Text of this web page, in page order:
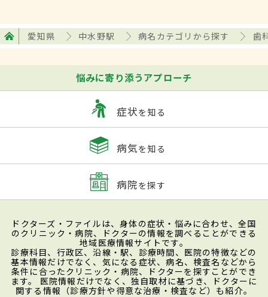
愛知県 中水野駅 病名カテゴリから探す 歯
悩みに寄り添うアプローチ
症状を知る
病気を知る
病院を探す
ドクターズ・ファイルは、身体の症状・悩みに合わせ、全国
のクリニック・病院、ドクターの情報を調べることができる
地域医療情報サイトです。
診療科目、行政区、沿線・駅、診療時間、医院の特徴などの
基本情報だけでなく、気になる症状、病名、検査名などから
条件に合ったクリニック・病院、ドクターを探すことができ
ます。 医院情報だけでなく、独自取材に基づき、ドクターに
関する情報（診療方針や得意な治療・検査など）も紹介。